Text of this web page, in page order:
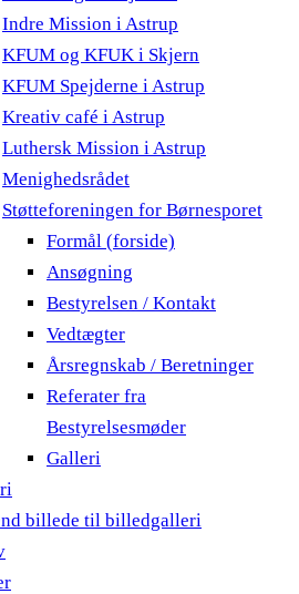
Indre Mission i Astrup
KFUM og KFUK i Skjern
KFUM Spejderne i Astrup
Kreativ café i Astrup
Luthersk Mission i Astrup
Menighedsrådet
Støtteforeningen for Børnesporet
Formål (forside)
Ansøgning
Bestyrelsen / Kontakt
Vedtægter
Årsregnskab / Beretninger
Referater fra
Bestyrelsesmøder
Galleri
billede til billedgalleri